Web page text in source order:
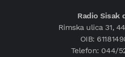
Radio Sisak
Rimska ulica 31,
OIB:
Telefon: 044/